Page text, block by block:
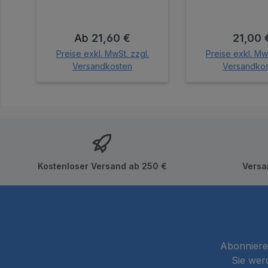
Regulärer Preis:
Ab 21,60 €
Preise exkl. MwSt. zzgl.
Versandkosten
21,00
Preise exkl.
Kostenloser Versand ab 250 €
Sie